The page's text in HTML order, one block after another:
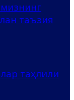
таъзия
таҳлили